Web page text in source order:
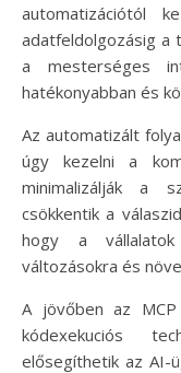
automatizációtól
adatfeldolgozásig a
a mesterséges
hatékonyabban és
Az automatizált
úgy kezelni a
minimalizálják a
csökkentik a
hogy a
változásokra és
A jövőben az
kódexekuciós
elősegíthetik az AI-